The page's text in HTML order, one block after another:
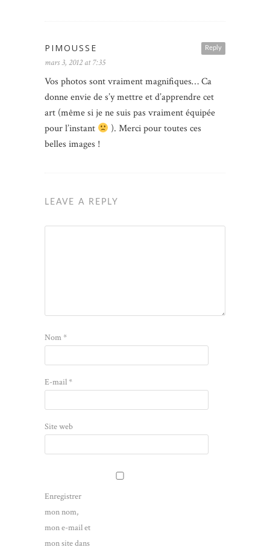
Reply
PIMOUSSE
mars 3, 2012 at 7:35
Vos photos sont vraiment magnifiques… Ca
donne envie de s’y mettre et d’apprendre cet
art (même si je ne suis pas vraiment équipée
pour l’instant
). Merci pour toutes ces
belles images !
LEAVE A REPLY
Nom*
E-mail*
Site web
Enregistrer
mon nom,
mon e-mail et
mon site dans